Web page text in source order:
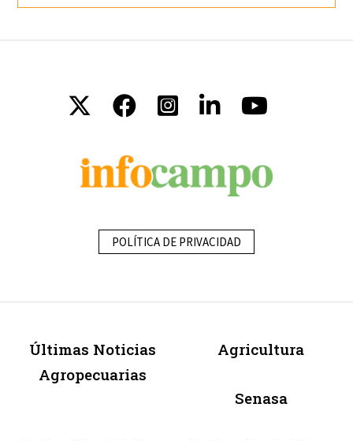
POLÍTICA DE PRIVACIDAD
Últimas Noticias
Agropecuarias
Agricultura
Senasa